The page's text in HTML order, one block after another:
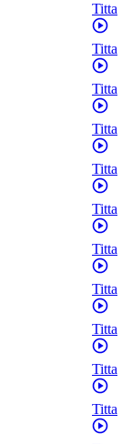
Titta
Titta
Titta
Titta
Titta
Titta
Titta
Titta
Titta
Titta
Titta